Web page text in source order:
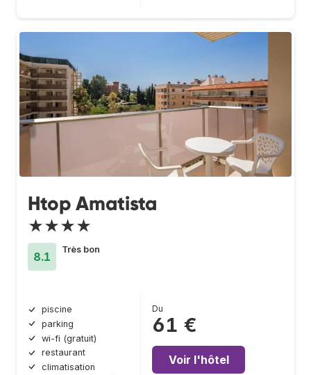
Htop Amatista
★★★★
8.1
Très bon
piscine
parking
wi-fi (gratuit)
restaurant
climatisation
Du
61 €
Voir l'hôtel